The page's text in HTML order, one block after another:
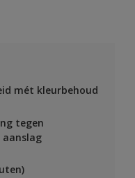
mét kleurbehoud
tegen
aanslag